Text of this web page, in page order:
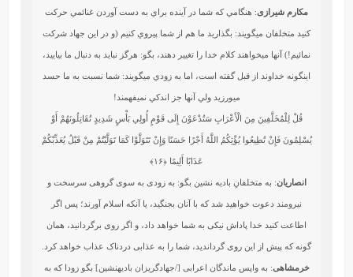
مکارم شیرازی: هنگامي كه شما در آينده براي به دست آوردن غنائمي حركت
كنيد متخلفان مي‏گويند: بگذاريد ما هم از شما پيروي كنيم (و در اين جهاد شركت
نمائيم!) آنها مي‏خواهند كلام خدا را تغيير دهند، بگو: هرگز نبايد به دنبال ما بياييد،
اينگونه خداوند از قبل گفته است، اما به زودي مي‏گويند: شما نسبت به ما حسد
مي‏ورزيد ولي آنها جز اندكي نمي‏فهمند!
قُلْ لِلْمُخَلَّفِينَ مِنَ الْأَعْرَابِ سَتُدْعَوْنَ إِلَى قَوْمٍ أُولِي بَأْسٍ شَدِيدٍ تُقَاتِلُونَهُمْ أَوْ
يُسْلِمُونَ فَإِنْ تُطِيعُوا يُؤْتِكُمُ اللَّهُ أَجْرًا حَسَنًا وَإِنْ تَتَوَلَّوْا كَمَا تَوَلَّيْتُمْ مِنْ قَبْلُ يُعَذِّبْكُمْ
عَذَابًا أَلِيمًا ﴿۱۶﴾
انصاریان: به متخلفانِ بادیه نشین بگو: به زودی به سوی گروهی سرسخت و
نیرومند دعوت خواهید شد که با آنان بجنگید، یا آنکه اسلام آورند؛ پس اگر
اطاعت کنید خدا پاداش نیکی به شما خواهد داد، و اگر روی برگردانید، همان
گونه که پیش از این روی گرداندید، شما را به عذابی دردناک عذاب خواهد کرد.
خرمشاهی: به واپس ماندگان اعرابى [/جهادگريزان باديه‏نشين‏] بگو زودا كه به